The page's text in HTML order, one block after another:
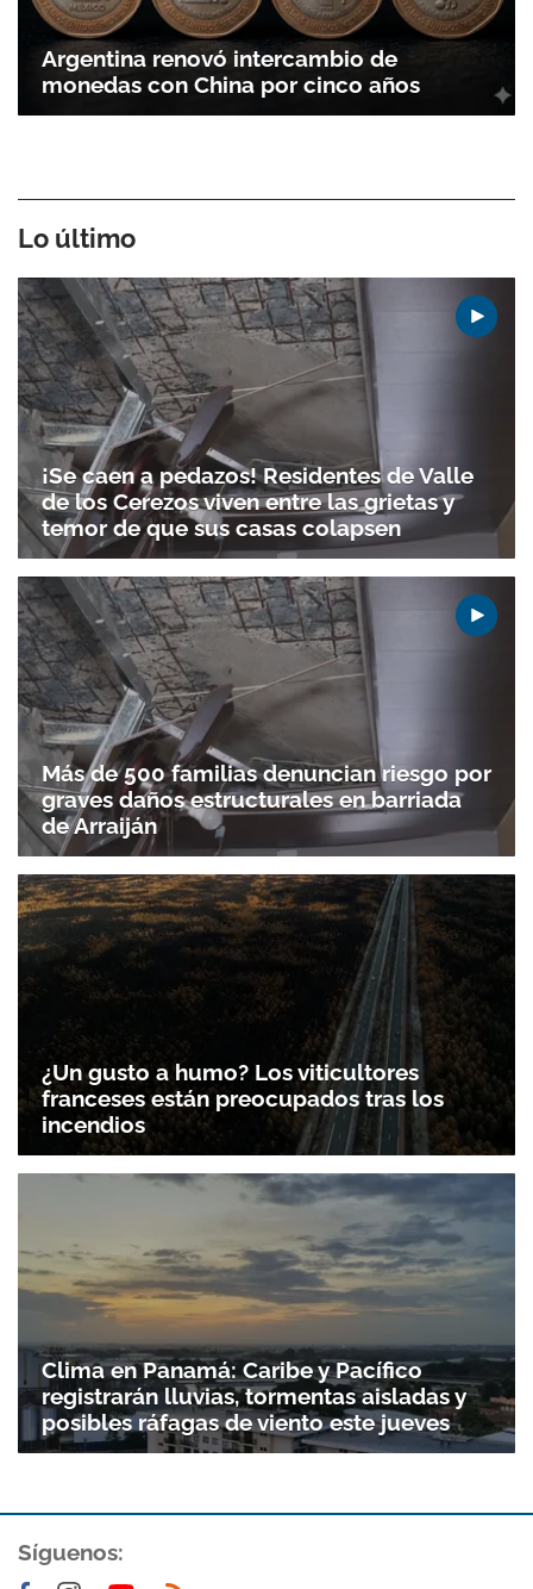
Argentina renovó intercambio de
monedas con China por cinco años
Lo último
¡Se caen a pedazos! Residentes de Valle
de los Cerezos viven entre las grietas y
temor de que sus casas colapsen
Más de 500 familias denuncian riesgo por
graves daños estructurales en barriada
de Arraiján
¿Un gusto a humo? Los viticultores
franceses están preocupados tras los
incendios
Clima en Panamá: Caribe y Pacífico
registrarán lluvias, tormentas aisladas y
posibles ráfagas de viento este jueves
Síguenos: